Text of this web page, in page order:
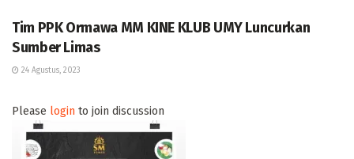
Tim PPK Ormawa MM KINE KLUB UMY Luncurkan
Sumber Limas
24 Agustus, 2023
Please login to join discussion